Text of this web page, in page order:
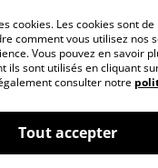
de Politique
cookies. Les cookies sont
comment vous utilisez nos
Vous pouvez en savoir
ils sont utilisés en cliquant
consulter notre
Tout accepter